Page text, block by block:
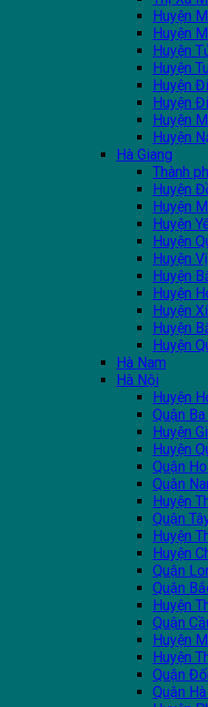
Huyện
Huyện
Huyện
Huyện
Huyện
Huyện
Huyện
Huyện
Hà Giang
Thành
Huyện
Huyện
Huyện
Huyện
Huyện
Huyện
Huyện
Huyện
Huyện
Huyện
Hà Nam
Hà Nội
Huyện
Quận
Huyện
Huyện
Quận
Quận
Huyện
Quận
Huyện
Huyện
Quận
Quận
Huyện
Quận
Huyện
Huyện
Quận
Quận